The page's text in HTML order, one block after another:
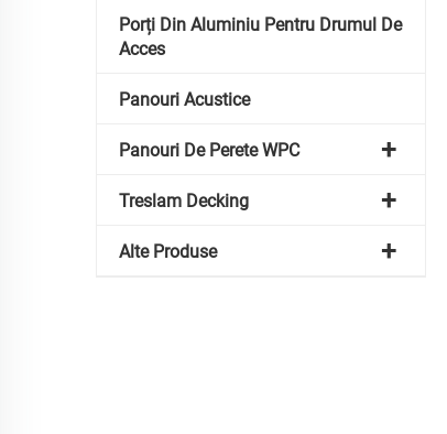
Porți Din Aluminiu Pentru Drumul De
Acces
Panouri Acustice
Panouri De Perete WPC
Treslam Decking
Alte Produse